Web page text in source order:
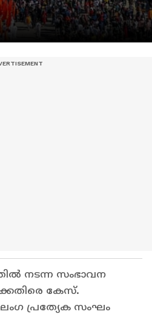
നടന്ന സംഭാവന
കേസ്.
പ്രത്യേക സംഘം